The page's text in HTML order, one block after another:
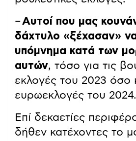
–Αυτοί που μας
δάχτυλο «ξέχασαν»
υπόμνημα κατά των
αυτών, τόσο για τις
εκλογές του 2023 όσο
ευρωεκλογές του 2024.
Επί δεκαετίες
δήθεν κατέχοντες το